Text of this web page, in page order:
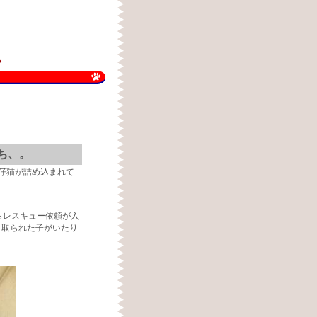
。
猫が詰め込まれて
スキュー依頼が入
られた子がいたり